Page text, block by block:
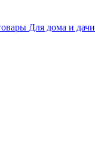
Для дома и дачи